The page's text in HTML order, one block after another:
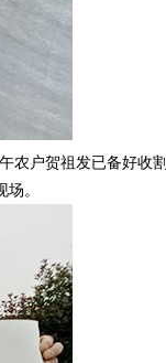
农户贺祖发已备好收割
。